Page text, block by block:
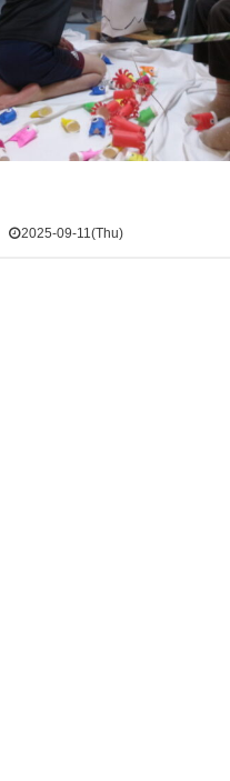
2025-09-11(Thu)